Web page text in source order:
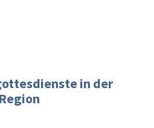
in der
Region